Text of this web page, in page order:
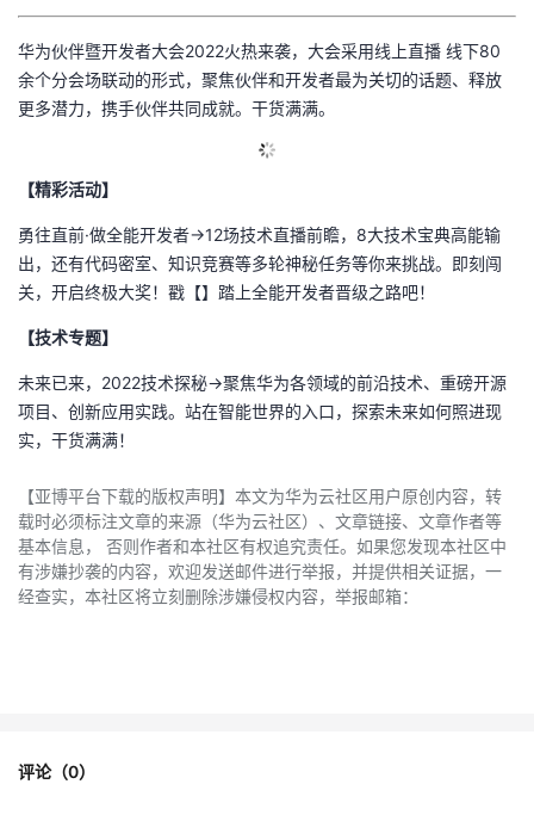
华为伙伴暨开发者大会2022火热来袭，大会采用线上直播 线下80
余个分会场联动的形式，聚焦伙伴和开发者最为关切的话题、释放
更多潜力，携手伙伴共同成就。干货满满。
【精彩活动】
勇往直前·做全能开发者→12场技术直播前瞻，8大技术宝典高能输
出，还有代码密室、知识竞赛等多轮神秘任务等你来挑战。即刻闯
关，开启终极大奖！戳【】踏上全能开发者晋级之路吧！
【技术专题】
未来已来，2022技术探秘→聚焦华为各领域的前沿技术、重磅开源
项目、创新应用实践。站在智能世界的入口，探索未来如何照进现
实，干货满满！
【亚博平台下载的版权声明】本文为华为云社区用户原创内容，转
载时必须标注文章的来源（华为云社区）、文章链接、文章作者等
基本信息， 否则作者和本社区有权追究责任。如果您发现本社区中
有涉嫌抄袭的内容，欢迎发送邮件进行举报，并提供相关证据，一
经查实，本社区将立刻删除涉嫌侵权内容，举报邮箱：
评论（0）